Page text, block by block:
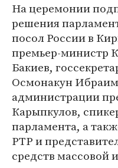
На церемонии
решения
посол России в
премьер-министр
Бакиев,
Осмонакун
администрации
Карыпкулов,
парламента, а
РТР и
средств массовой